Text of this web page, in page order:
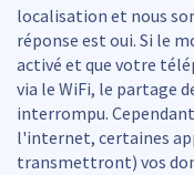
localisation et nous
réponse est oui. Si le
activé et que votre
via le WiFi, le partage
interrompu.
l'internet, certaines
transmettront) vos